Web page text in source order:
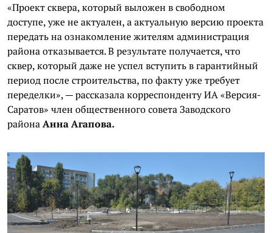
«Проект сквера, который выложен в свободном
доступе, уже не актуален, а актуальную версию проекта
передать на ознакомление жителям администрация
района отказывается. В результате получается, что
сквер, который даже не успел вступить в гарантийный
период после строительства, по факту уже требует
переделки», — рассказала корреспонденту ИА «Версия-
Саратов» член общественного совета Заводского
районаАнна Агапова.